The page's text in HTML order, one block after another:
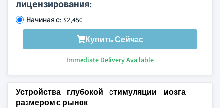
лицензирования:
Начиная с: $2,450
Купить Сейчас
Immediate Delivery Available
Устройства глубокой стимуляции мозга
размером с рынок